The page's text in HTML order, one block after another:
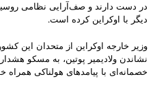
در دست دارند و صف‌آرایی نظامی
دیگر با اوکراین کرده است.
وزیر خارجه اوکراین از متحدان این
نشاندن ولادیمیر پوتین، به مسکو
خصمانه‌ای با پیامدهای هولناکی همراه